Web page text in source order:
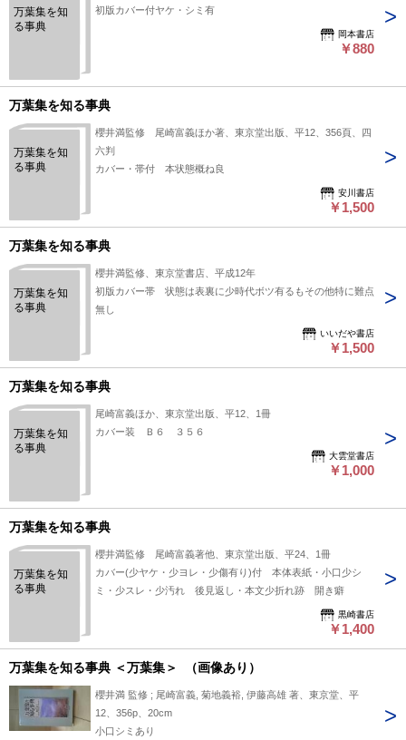
万葉集を知
る事典
初版カバー付ヤケ・シミ有
岡本書店
￥880
万葉集を知る事典
万葉集を知
る事典
櫻井満監修 尾崎富義ほか著、東京堂出版、平12、356頁、四
六判
カバー・帯付 本状態概ね良
安川書店
￥1,500
万葉集を知る事典
万葉集を知
る事典
櫻井満監修、東京堂書店、平成12年
初版カバー帯 状態は表裏に少時代ボツ有るもその他特に難点
無し
いいだや書店
￥1,500
万葉集を知る事典
万葉集を知
る事典
尾崎富義ほか、東京堂出版、平12、1冊
カバー装 Ｂ６ ３５６
大雲堂書店
￥1,000
万葉集を知る事典
万葉集を知
る事典
櫻井満監修 尾崎富義著他、東京堂出版、平24、1冊
カバー(少ヤケ・少ヨレ・少傷有り)付 本体表紙・小口少シ
ミ・少スレ・少汚れ 後見返し・本文少折れ跡 開き癖
黒崎書店
￥1,400
万葉集を知る事典 ＜万葉集＞ （画像あり）
櫻井満 監修 ; 尾崎富義, 菊地義裕, 伊藤高雄 著、東京堂、平
12、356p、20cm
小口シミあり